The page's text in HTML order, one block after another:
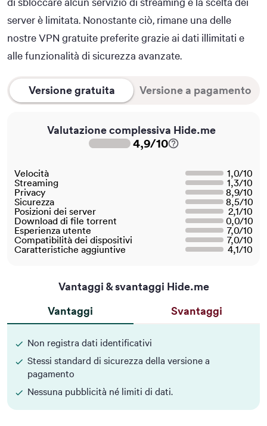
server è limitata. Nonostante ciò, rimane una delle
nostre VPN gratuite preferite grazie ai dati illimitati e
alle funzionalità di sicurezza avanzate.
Versione gratuita Versione a pagamento
Valutazione complessiva Hide.me
4,9/10
Velocità 1,0/10
Streaming
1,3/10
Privacy
8,9/10
Sicurezza
8,5/10
Posizioni dei server
2,1/10
Download di file torrent
0,0/10
Esperienza utente
7,0/10
Compatibilità dei dispositivi
7,0/10
Caratteristiche aggiuntive
4,1/10
Vantaggi & svantaggi Hide.me
Vantaggi
Non registra dati identificativi
Stessi standard di sicurezza della versione a
pagamento
Nessuna pubblicità né limiti di dati.
Svantaggi